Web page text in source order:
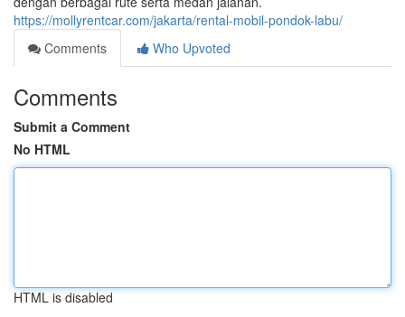
https://mollyrentcar.com/jakarta/rental-mobil-pondok-labu/
Comments
Who Upvoted
Comments
Submit a Comment
No HTML
HTML is disabled